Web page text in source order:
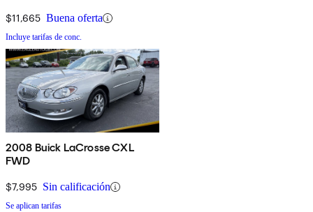
$11,665 Buena oferta
Incluye tarifas de conc.
2008 Buick LaCrosse CXL
FWD
$7,995 Sin calificación
Se aplican tarifas